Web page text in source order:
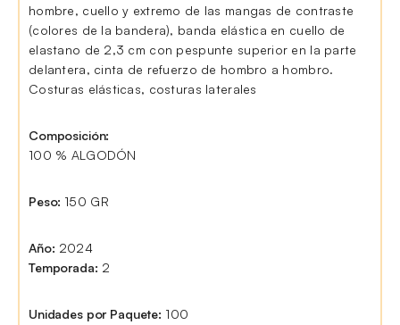
hombre, cuello y extremo de las mangas de contraste
(colores de la bandera), banda elástica en cuello de
elastano de 2,3 cm con pespunte superior en la parte
delantera, cinta de refuerzo de hombro a hombro.
Costuras elásticas, costuras laterales
Composición:
100 % ALGODÓN
Peso: 150 GR
Año: 2024
Temporada: 2
Unidades por Paquete: 100